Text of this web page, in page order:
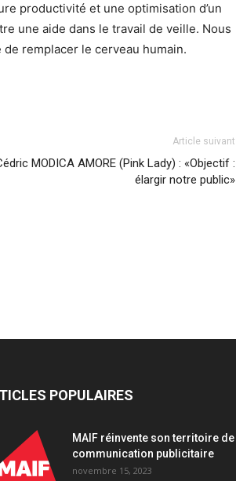
productivité et une optimisation d’un
une aide dans le travail de veille. Nous
de remplacer le cerveau humain.
Article suivant
MODICA AMORE (Pink Lady) : «Objectif :
élargir notre public»
POPULAIRES
MAIF réinvente son territoire de
communication publicitaire
novembre 15, 2023